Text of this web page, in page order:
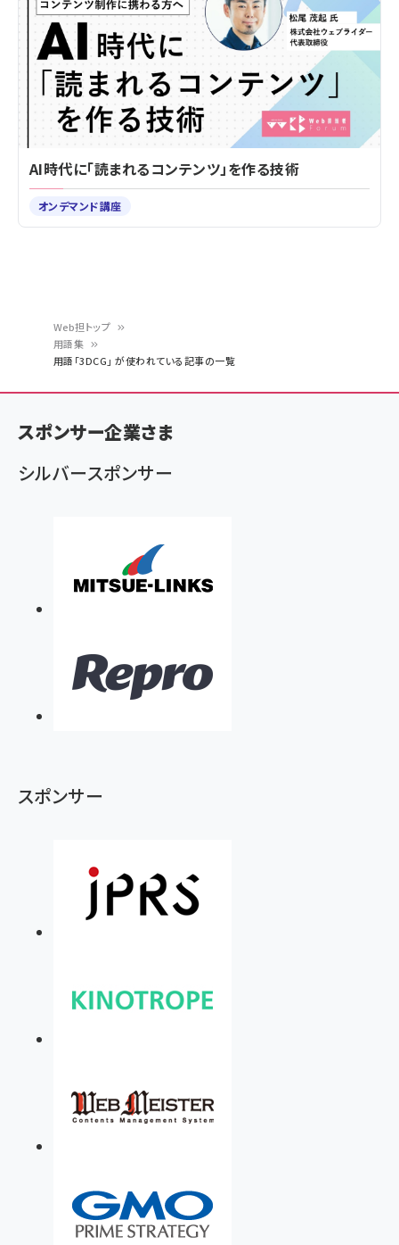
ン
く
ず
Web担トップ
用語集
用語「3DCG」 が使われている記事の一覧
AI時代に「読まれるコンテンツ」を作る技術
オンデマンド講座
スポンサー企業さま
シルバースポンサー
スポンサー